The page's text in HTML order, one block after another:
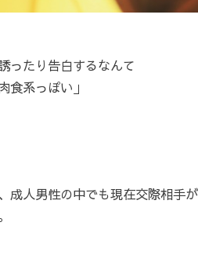
ったり告白するなんて
食系っぽい」
成人男性の中でも現在交際相手